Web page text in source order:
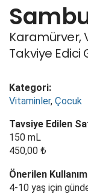
Karamürver,
Takviye Edici
Kategori:
Vitaminler, Çocuk
Tavsiye Edilen
150 mL
450,00 ₺
Önerilen
4-10 yaş için